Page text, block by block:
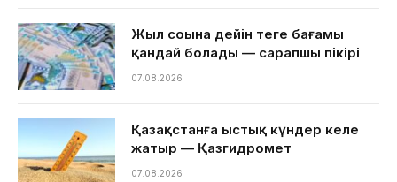
Жыл соңына дейін теңге бағамы
қандай болады — сарапшы пікірі
07.08.2026
Қазақстанға ыстық күндер келе
жатыр — Қазгидромет
07.08.2026